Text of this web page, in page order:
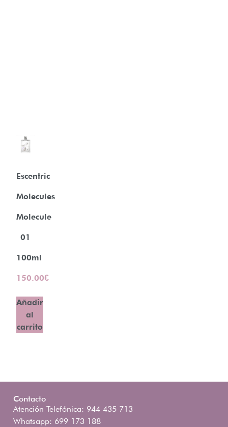
Escentric
Molecules
Molecule
01
100ml
150.00€
Añadir
al
carrito
Contacto
Atención Telefónica: 944 435 713
Whatsapp: 699 173 188